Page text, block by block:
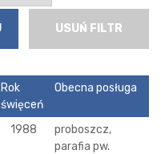
USUŃ FILTR
Rok
święceń
Obecna posługa
1988
proboszcz,
parafia pw.